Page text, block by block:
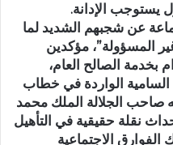
يستوجب الإدانة.
عن شجبهم الشديد لما
المسؤولة”، مؤكدين
بخدمة الصالح العام،
السامية الواردة في خطاب
دعا فيه صاحب الجلالة الملك محمد
نقلة حقيقية في التأهيل
الفوارق الاجتماعية